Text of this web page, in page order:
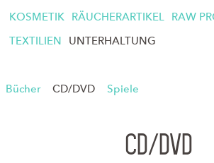
KOSMETIK
RÄUCHERARTIKEL
RAW
TEXTILIEN
UNTERHALTUNG
Bücher CD/DVD Spiele
CD/DVD